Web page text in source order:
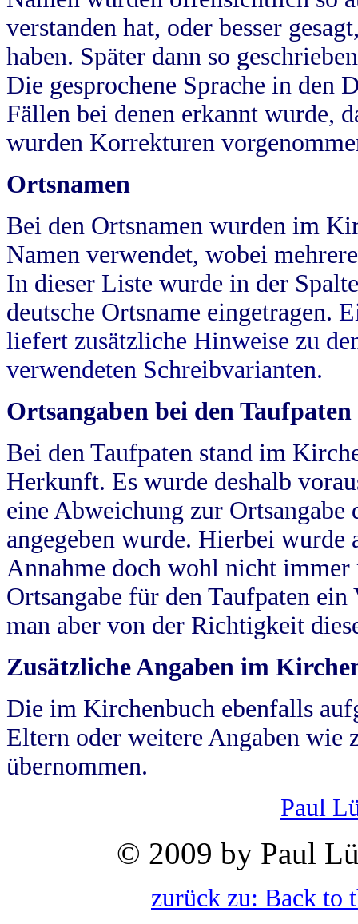
verstanden hat, oder besser
haben. Später dann so
Die gesprochene Sprache in
Fällen bei denen erkannt wurde,
wurden Korrekturen
Ortsnamen
Bei den Ortsnamen wurden im
Namen verwendet, wobei
In dieser Liste wurde in der
deutsche Ortsname eingetragen.
liefert zusätzliche Hinweise zu
verwendeten Schreibvarianten.
Ortsangaben bei den Taufpaten
Bei den Taufpaten stand im
Herkunft. Es wurde deshalb
eine Abweichung zur
angegeben wurde. Hierbei wurde
Annahme doch wohl nicht
Ortsangabe für den Taufpaten
man aber von der Richtigkeit
Zusätzliche Angaben im
Die im Kirchenbuch ebenfalls
Eltern oder weitere Angaben wie
übernommen.
Paul
© 2009 by Paul
zurück zu: Back to